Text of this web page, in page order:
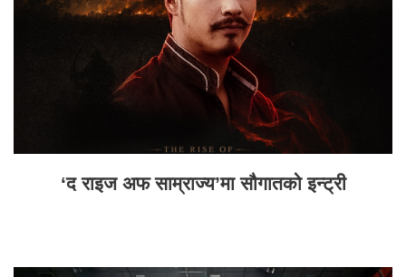
‘द राइज अफ साम्राज्य’मा सौगातको इन्ट्री